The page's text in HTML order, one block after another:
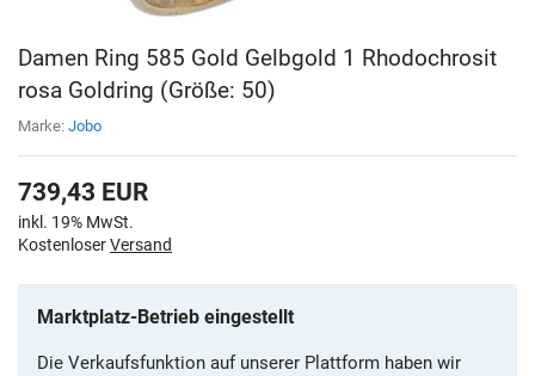
Damen Ring 585 Gold Gelbgold 1 Rhodochrosit
rosa Goldring (Größe: 50)
Marke: Jobo
739,43 EUR
inkl. 19% MwSt.
KostenloserVersand
Marktplatz-Betrieb eingestellt
Die Verkaufsfunktion auf unserer Plattform haben wir